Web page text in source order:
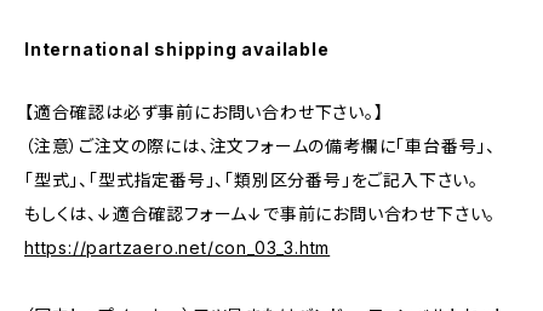
International shipping available
【適合確認は必ず事前にお問い合わせ下さい。】
（注意）ご注文の際には、注文フォームの備考欄に「車台番号」、
「型式」、「型式指定番号」、「類別区分番号」をご記入下さい。
もしくは、↓適合確認フォーム↓で事前にお問い合わせ下さい。
https://partzaero.net/con_03_3.htm